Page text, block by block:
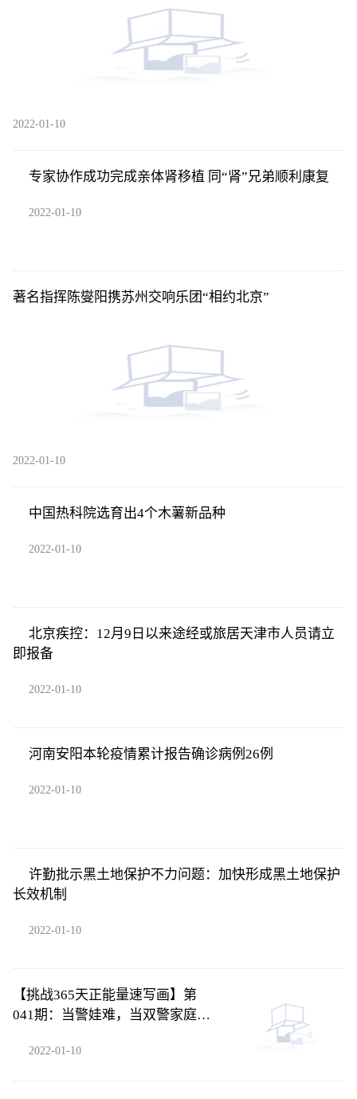
2022-01-10
专家协作成功完成亲体肾移植 同“肾”兄弟顺利康复
2022-01-10
著名指挥陈燮阳携苏州交响乐团“相约北京”
2022-01-10
中国热科院选育出4个木薯新品种
2022-01-10
北京疾控：12月9日以来途经或旅居天津市人员请立
即报备
2022-01-10
河南安阳本轮疫情累计报告确诊病例26例
2022-01-10
许勤批示黑土地保护不力问题：加快形成黑土地保护
长效机制
2022-01-10
【挑战365天正能量速写画】第
041期：当警娃难，当双警家庭的
2022-01-10